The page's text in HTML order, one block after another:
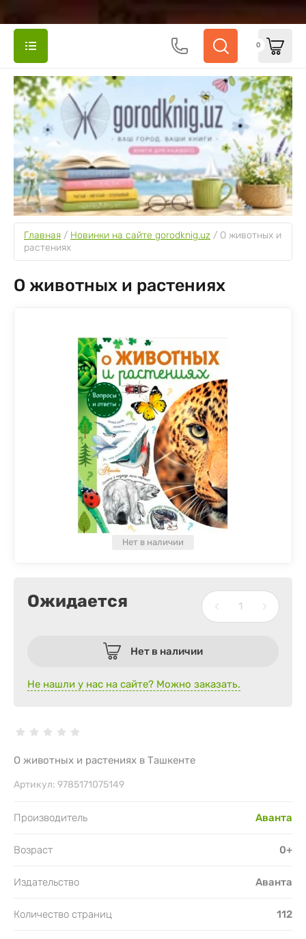
0
Главная / Новинки на сайте gorodknig.uz / О животных и
растениях
О животных и растениях
Нет в наличии
Ожидается
Нет в наличии
Не нашли у нас на сайте? Можно заказать.
О животных и растениях в Ташкенте
Артикул: 9785171075149
Производитель Аванта
Возраст 0+
Издательство Аванта
Количество страниц 112